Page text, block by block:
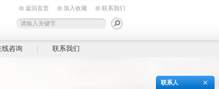
返回首页 加入收藏 联系我们
线咨询 联系我们
联系人